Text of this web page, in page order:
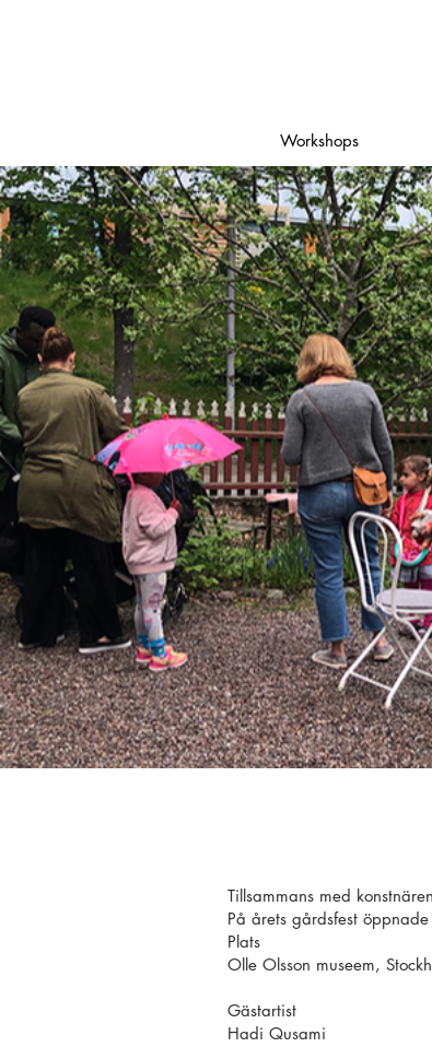
Workshops
Tillsammans med
På årets gårdsfest
Plats
Olle Olsson museem,
Gästartist
Hadi Qusami